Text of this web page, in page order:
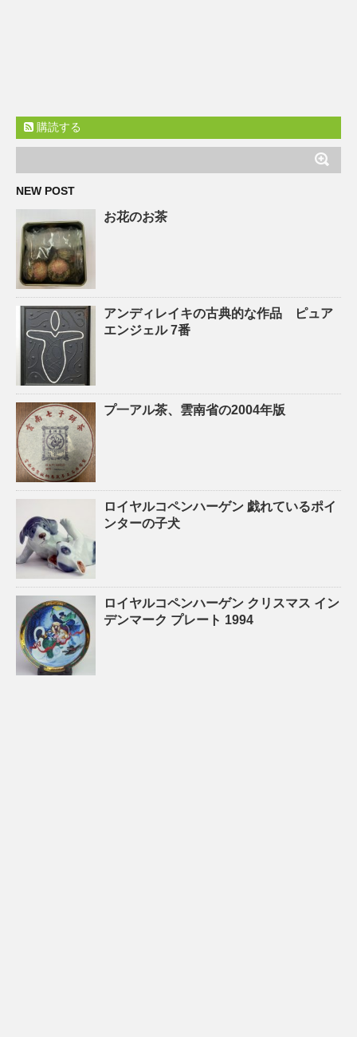
購読する
NEW POST
お花のお茶
アンディレイキの古典的な作品 ピュア
エンジェル 7番
プ一アル茶、雲南省の2004年版
ロイヤルコペンハーゲン 戯れているポイ
ンターの子犬
ロイヤルコペンハーゲン クリスマス イン
デンマーク プレート 1994